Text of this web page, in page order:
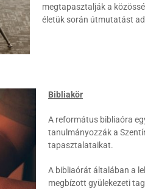
megtapasztalják a
életük során útmutatást
Bibliakör
A református bibliaóra
tanulmányozzák a
tapasztalataikat.
A bibliaórát általában a
megbízott gyülekezeti